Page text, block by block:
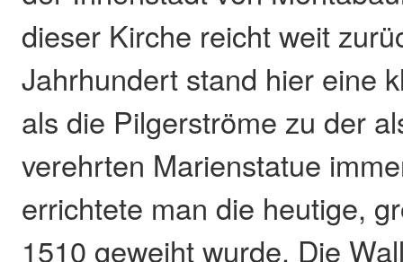
dieser Kirche reicht weit
Jahrhundert stand hier eine
als die Pilgerströme zu der
verehrten Marienstatue
errichtete man die heutige,
1510 geweiht wurde. Die